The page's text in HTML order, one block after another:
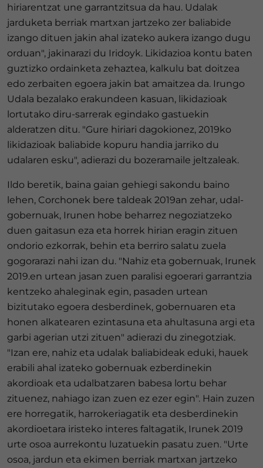
hiriarentzat une garrantzitsua da hau. Udalak
jarduketa berriak martxan jartzeko zer baliabide
izango dituen jakin ahal izateko aukera izango dugu
orduan", jakinarazi du Iridoyk. Likidazioa kontu baten
guztizko ordainketa zehaztea, kalkulu bat doitzea
edo zerbaiten egoera jakin bat amaitzea da. Irungo
Udala bezalako erakundeen kasuan, likidazioak
lortutako diru-sarrerak egindako gastuekin
alderatzen ditu. "Gure hiriari dagokionez, 2019ko
likidazioak baliabide kopuru handia jarriko du
udalaren esku", adierazi du bozeramaile jeltzaleak.
Ildo beretik, baina gaian gehiegi sakondu baino
lehen, Corchonek bere taldeak 2019an zehar, udal-
gobernuak, Irunen hobe beharrez negoziatzeko
duen gaitasun eza eta horrek hirian eragin zituen
ondorio ezkorrak, behin eta berriro salatu zuela
gogorarazi nahi izan du. "Nahiz eta gobernuak, Irunek
2019.en urtean jasan zuen paralisi egoerari garrantzia
kentzeko ahaleginak egin, pasaden urtean
bizitutako egoera desberdinek, gobernuaren eta
honen alkatearen ezintasuna eta ahultasuna argi eta
garbi agerian utzi zituen" adierazi du zinegotziak.
"Izan ere, nahiz eta udalak baliabideak eduki, hauek
erabili ahal izateko gobernuak ezberdinekin
akordioak eta udalbatzaren babesa lortu behar
zituenez, nahiago izan zuen ez ezer egin". Hain zuzen
ere horregatik, harrokeriagatik eta desberdinekin
akordioetara iristeko interes faltagatik, Irunek 2019
urte osoa aurrekontu luzatuekin pasatu zuen. "Urte
osoa, jardun eta ekimen berriak martxan jartzeko